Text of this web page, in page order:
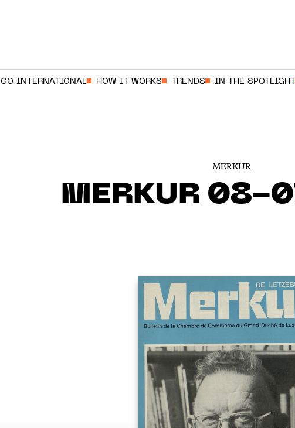
GO INTERNATIONAL HOW IT WORKS TRENDS IN THE SPOTLIGHT
MERKUR
MERKUR 08-